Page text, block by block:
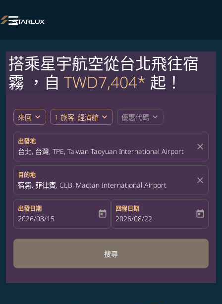

搭乘星宇航空從台北飛往宿
霧 ，自 TWD7,404* 起！
來回 expand_more 1 旅客, 經濟艙 expand_more 優惠代碼 expand_more
出發地
台北, 台灣, TPE, Taiwan Taoyuan International Airport close
目的地
宿霧, 菲律賓, CEB, Mactan International Airport close
出發日期
fc-booking-departure-date-aria-label
2026/08/15 today
回程日期
fc-booking-return-date-aria-label
2026/08/22 today
搜尋